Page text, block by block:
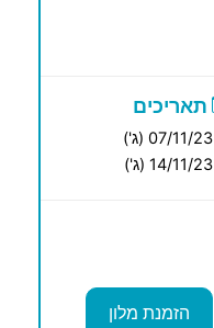
תאריכים
07/11/23 (ג')
14/11/23 (ג')
הזמנת מלון